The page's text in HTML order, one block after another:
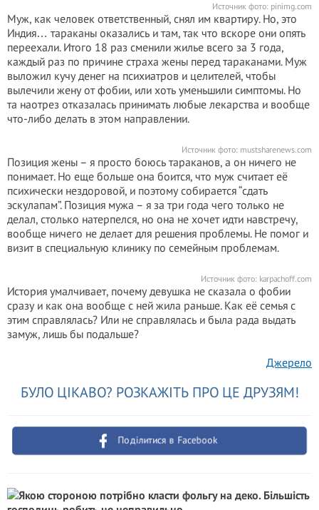
Источник фото: pinimg.com
Муж, как человек ответственный, снял им квартиру. Но, это
Индия… тараканы оказались и там, так что вскоре они опять
переехали. Итого 18 раз сменили жилье всего за 3 года,
каждый раз по причине страха жены перед тараканами. Муж
выложил кучу денег на психиатров и целителей, чтобы
вылечили жену от фобии, или хоть уменьшили симптомы. Но
та наотрез отказалась принимать любые лекарства и вообще
что-либо делать в этом направлении.
Источник фото: mustsharenews.com
Позиция жены – я просто боюсь тараканов, а он ничего не
понимает. Но еще больше она боится, что муж считает её
психически нездоровой, и поэтому собирается “сдать
эскулапам”. Позиция мужа – я за три года чего только не
делал, столько натерпелся, но она не хочет идти навстречу,
вообще ничего не делает для решения проблемы. Не помог и
визит в специальную клинику по семейным проблемам.
Источник фото: karpachoff.com
История умалчивает, почему девушка не сказала о фобии
сразу и как она вообще с ней жила раньше. Как её семья с
этим справлялась? Или не справлялась и была рада выдать
замуж, лишь бы подальше?
Джерело
БУЛО ЦІКАВО? РОЗКАЖІТЬ ПРО ЦЕ ДРУЗЯМ!
Поділитися в Facebook